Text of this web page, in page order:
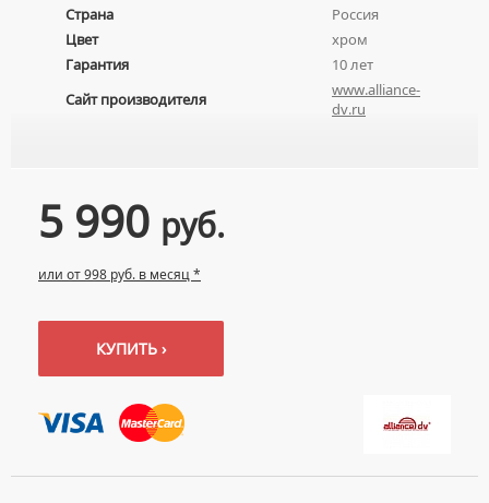
Страна
Россия
Цвет
хром
Гарантия
10 лет
Сайт производителя
www.alliance-
dv.ru
5 990 руб.
или от 998 руб. в месяц *
КУПИТЬ ›